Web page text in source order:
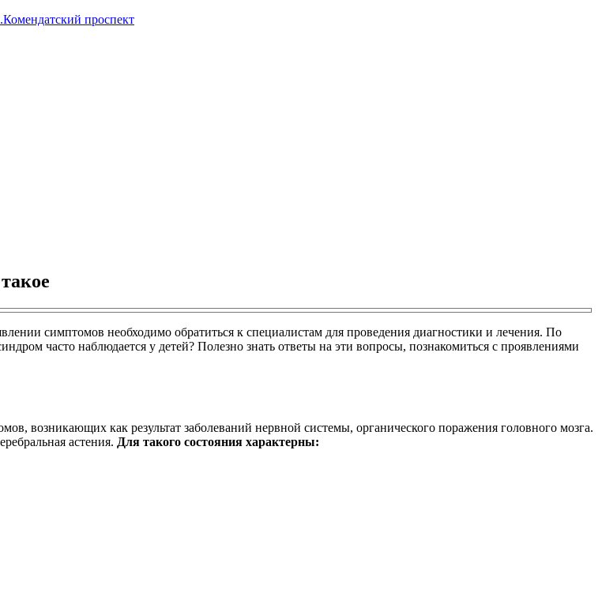
проспект
симптомов необходимо обратиться к специалистам для проведения диагностики и лечения. По
часто наблюдается у детей? Полезно знать ответы на эти вопросы, познакомиться с проявлениями
возникающих как результат заболеваний нервной системы, органического поражения головного мозга.
астения. Для такого состояния характерны: